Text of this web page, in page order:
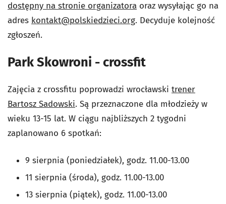
dostępny na stronie organizatora oraz wysyłając go na
adres kontakt@polskiedzieci.org. Decyduje kolejność
zgłoszeń.
Park Skowroni - crossfit
Zajęcia z crossfitu poprowadzi wrocławski trener
Bartosz Sadowski. Są przeznaczone dla młodzieży w
wieku 13-15 lat. W ciągu najbliższych 2 tygodni
zaplanowano 6 spotkań:
9 sierpnia (poniedziałek), godz. 11.00-13.00
11 sierpnia (środa), godz. 11.00-13.00
13 sierpnia (piątek), godz. 11.00-13.00